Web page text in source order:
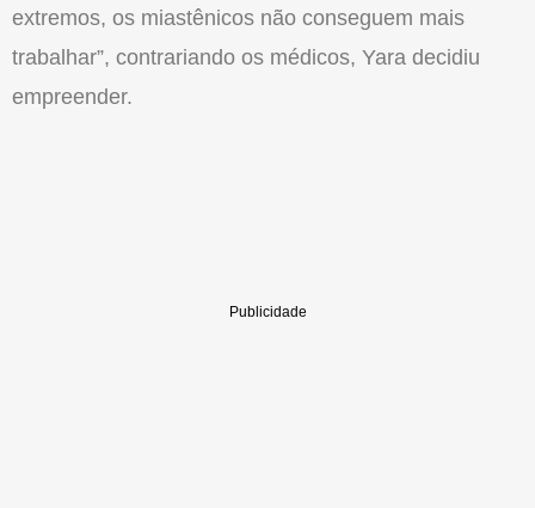
extremos, os miastênicos não conseguem mais
trabalhar”, contrariando os médicos, Yara decidiu
empreender.